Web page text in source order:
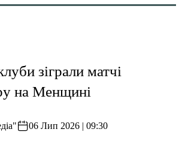
зіграли матчі
на Менщині
06 Лип 2026 | 09:30